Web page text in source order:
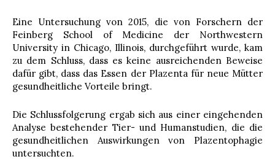
Eine Untersuchung von 2015, die von Forschern der
Feinberg School of Medicine der Northwestern
University in Chicago, Illinois, durchgeführt wurde, kam
zu dem Schluss, dass es keine ausreichenden Beweise
dafür gibt, dass das Essen der Plazenta für neue Mütter
gesundheitliche Vorteile bringt.
Die Schlussfolgerung ergab sich aus einer eingehenden
Analyse bestehender Tier- und Humanstudien, die die
gesundheitlichen Auswirkungen von Plazentophagie
untersuchten.